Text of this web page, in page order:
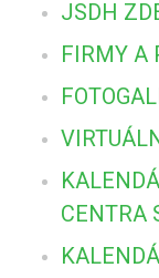
JSDH
FIRMY A
CENTRA